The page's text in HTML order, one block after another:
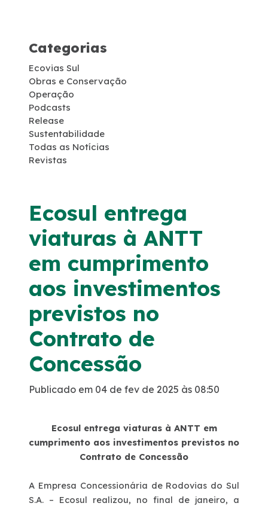
Cargas Especiais
Links Úteis
SAU's
Carta ao Usuário
Notícias
Podcasts
Sustentabilidade
Compromissos Voluntários ESG
Projetos Socioambientais
Política de Gestão Integrada
Certificações
Atendimento
Categorias
Ecovias Sul
Obras e Conservação
Operação
Podcasts
Release
Sustentabilidade
Todas as Notícias
Revistas
Ecosul entrega
viaturas à ANTT
em cumprimento
aos investimentos
previstos no
Contrato de
Concessão
Publicado em 04 de fev de 2025 às 08:50
Ecosul entrega viaturas à ANTT em
cumprimento aos investimentos previstos no
Contrato de Concessão
A Empresa Concessionária de Rodovias do Sul
S.A. – Ecosul realizou, no final de janeiro, a